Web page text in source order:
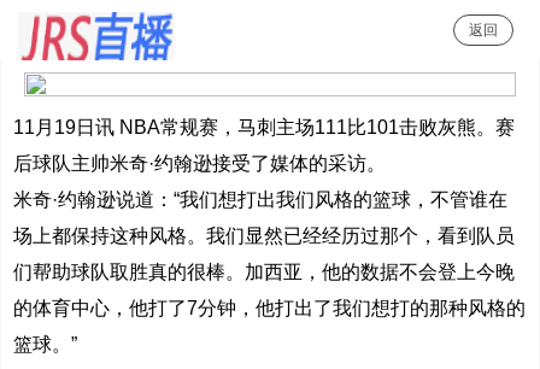
JRS直播
返回
11月19日讯 NBA常规赛，马刺主场111比101击败灰熊。赛
后球队主帅米奇·约翰逊接受了媒体的采访。
米奇·约翰逊说道：“我们想打出我们风格的篮球，不管谁在
场上都保持这种风格。我们显然已经经历过那个，看到队员
们帮助球队取胜真的很棒。加西亚，他的数据不会登上今晚
的体育中心，他打了7分钟，他打出了我们想打的那种风格的
篮球。”